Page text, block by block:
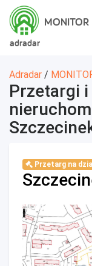
adradar
MONITOR
Adradar /
Przetargi
Przetarg na